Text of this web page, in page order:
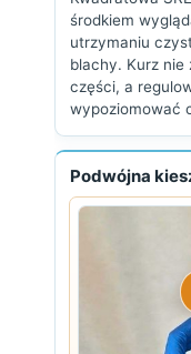
środkiem
utrzymaniu
blachy. Kurz nie
części, a
wypoziomować
Podwójna